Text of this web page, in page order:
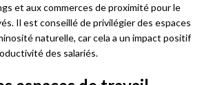
et aux commerces de proximité pour le
Il est conseillé de privilégier des espaces
naturelle, car cela a un impact positif
des salariés.